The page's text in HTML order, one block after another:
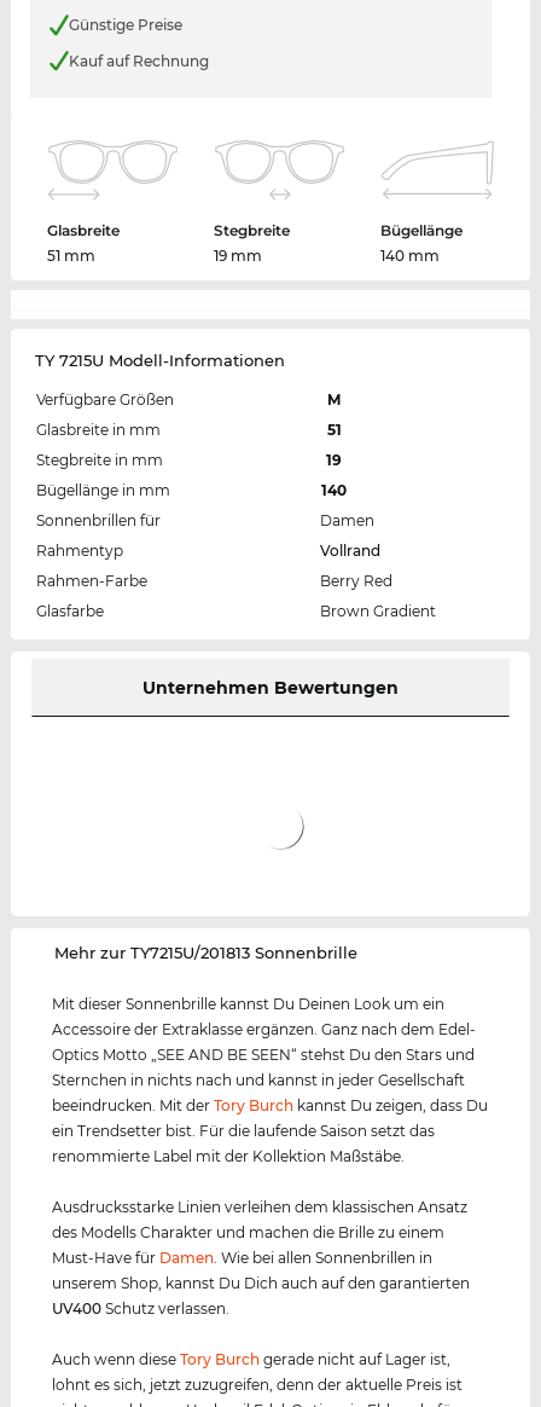
Günstige Preise
Kauf auf Rechnung
Glasbreite
51 mm
Stegbreite
19 mm
Bügellänge
140 mm
TY 7215U Modell-Informationen
Verfügbare Größen
M
Glasbreite in mm
51
Stegbreite in mm
19
Bügellänge in mm
140
Sonnenbrillen für
Damen
Rahmentyp
Vollrand
Rahmen-Farbe
Berry Red
Glasfarbe
Brown Gradient
Unternehmen Bewertungen
‌Mehr zur TY7215U/201813 Sonnenbrille
Mit dieser Sonnenbrille kannst Du Deinen Look um ein
Accessoire der Extraklasse ergänzen. Ganz nach dem Edel-
Optics Motto „SEE AND BE SEEN“ stehst Du den Stars und
Sternchen in nichts nach und kannst in jeder Gesellschaft
beeindrucken. Mit derTory Burch kannst Du zeigen, dass Du
ein Trendsetter bist. Für die laufende Saison setzt das
renommierte Label mit der Kollektion Maßstäbe.
Ausdrucksstarke Linien verleihen dem klassischen Ansatz
des Modells Charakter und machen die Brille zu einem
Must-Have für Damen. Wie bei allen Sonnenbrillen in
unserem Shop, kannst Du Dich auch auf den garantierten
UV400 Schutz verlassen.
Auch wenn dieseTory Burch gerade nicht auf Lager ist,
lohnt es sich, jetzt zuzugreifen, denn der aktuelle Preis ist